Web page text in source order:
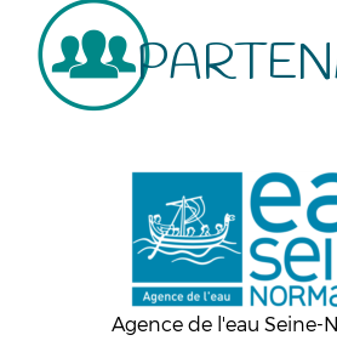
Agence de l'eau Seine-